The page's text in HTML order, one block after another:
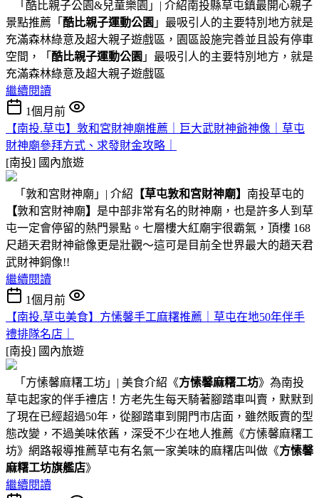
「酷比親子公園&兒童樂園」| 介紹南投縣草屯鎮最開心親子
景點推薦「 酷比親子運動公園 」最吸引人的主要特別地方就是
充滿森林綠意及超大親子遊戲區，園區設施完善並且設有停車
空間，「 酷比親子運動公園 」最吸引人的主要特別地方，就是
充滿森林綠意及超大親子遊戲區
繼續閱讀
1個月前
【南投.草屯】敦和宮財神廟推薦｜巨大武財神爺神像｜草屯
財神廟參拜方式、求發財金攻略｜
[南投] 國內旅遊
「敦和宮財神廟」| 介紹 【草屯敦和宮財神廟】 南投草屯的
【敦和宮財神廟】 是中部非常有名的財神廟，也是許多人到草
屯一定會停留的熱門景點。七層樓大紅廟宇很霸氣，頂樓 168
尺趙天君財神爺像更是壯觀～這可是目前全世界最大的趙天君
武財神銅像!!
繼續閱讀
1個月前
【南投.草屯美食】方愫馨手工麻糬推薦｜草屯在地50年伴手
禮排隊名店｜
[南投] 國內旅遊
「方愫馨麻糬工坊」| 美食介紹《方愫馨麻糬工坊》為南投
草屯起家的伴手禮店！方老先生每天騎著腳踏車叫賣，默默到
了現在已經超過50年，從腳踏車到開門市店面，雖然販賣的型
態改變，不過美味依舊，深受不少在地人推薦《方愫馨麻糬工
坊》網路報導推薦草屯有名氣一家美味的麻糬店叫做《方愫馨
麻糬工坊旗艦店》
繼續閱讀